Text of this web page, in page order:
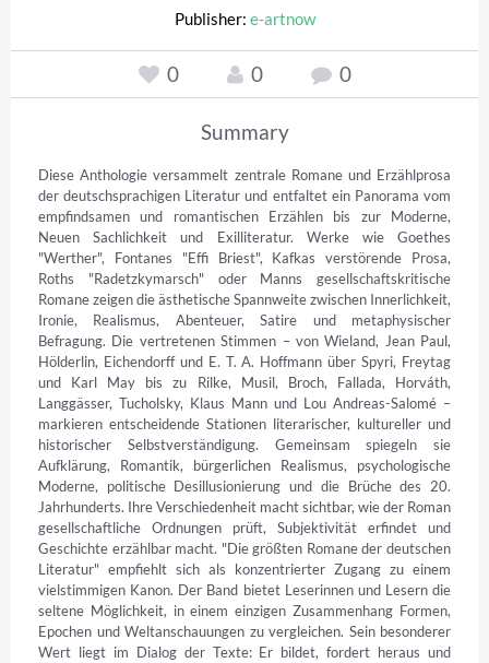
Publisher: e-artnow
0 0 0
Summary
Diese Anthologie versammelt zentrale Romane und Erzählprosa
der deutschsprachigen Literatur und entfaltet ein Panorama vom
empfindsamen und romantischen Erzählen bis zur Moderne,
Neuen Sachlichkeit und Exilliteratur. Werke wie Goethes
"Werther", Fontanes "Effi Briest", Kafkas verstörende Prosa,
Roths "Radetzkymarsch" oder Manns gesellschaftskritische
Romane zeigen die ästhetische Spannweite zwischen Innerlichkeit,
Ironie, Realismus, Abenteuer, Satire und metaphysischer
Befragung. Die vertretenen Stimmen – von Wieland, Jean Paul,
Hölderlin, Eichendorff und E. T. A. Hoffmann über Spyri, Freytag
und Karl May bis zu Rilke, Musil, Broch, Fallada, Horváth,
Langgässer, Tucholsky, Klaus Mann und Lou Andreas-Salomé –
markieren entscheidende Stationen literarischer, kultureller und
historischer Selbstverständigung. Gemeinsam spiegeln sie
Aufklärung, Romantik, bürgerlichen Realismus, psychologische
Moderne, politische Desillusionierung und die Brüche des 20.
Jahrhunderts. Ihre Verschiedenheit macht sichtbar, wie der Roman
gesellschaftliche Ordnungen prüft, Subjektivität erfindet und
Geschichte erzählbar macht. "Die größten Romane der deutschen
Literatur" empfiehlt sich als konzentrierter Zugang zu einem
vielstimmigen Kanon. Der Band bietet Leserinnen und Lesern die
seltene Möglichkeit, in einem einzigen Zusammenhang Formen,
Epochen und Weltanschauungen zu vergleichen. Sein besonderer
Wert liegt im Dialog der Texte: Er bildet, fordert heraus und